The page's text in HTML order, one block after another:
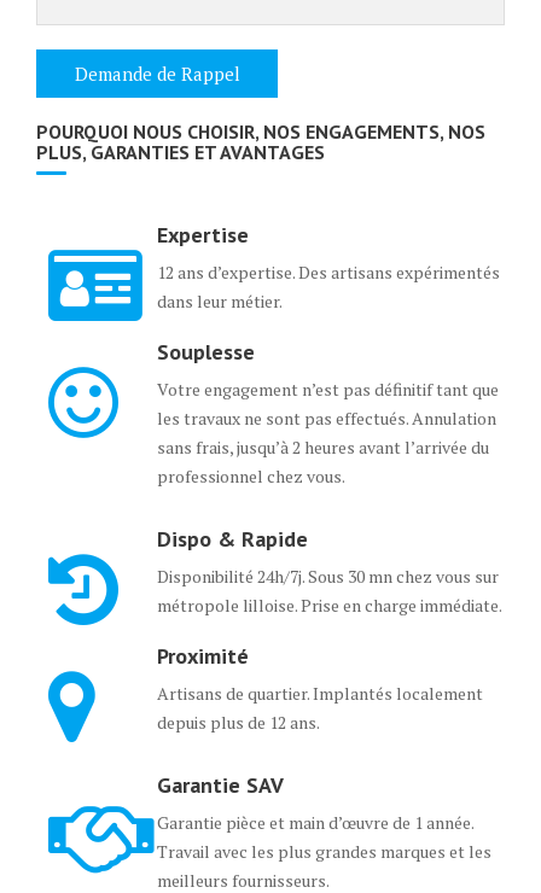
POURQUOI NOUS CHOISIR, NOS ENGAGEMENTS, NOS
PLUS, GARANTIES ET AVANTAGES
Expertise
12 ans d’expertise. Des artisans expérimentés
dans leur métier.
Souplesse
Votre engagement n’est pas définitif tant que
les travaux ne sont pas effectués. Annulation
sans frais, jusqu’à 2 heures avant l’arrivée du
professionnel chez vous.
Dispo & Rapide
Disponibilité 24h/7j. Sous 30 mn chez vous sur
métropole lilloise. Prise en charge immédiate.
Proximité
Artisans de quartier. Implantés localement
depuis plus de 12 ans.
Garantie SAV
Garantie pièce et main d’œuvre de 1 année.
Travail avec les plus grandes marques et les
meilleurs fournisseurs.